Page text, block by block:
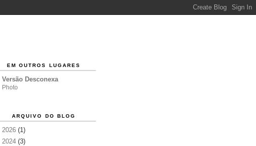
EM OUTROS LUGARES
Versão Desconexa
Photo
ARQUIVO DO BLOG
2026 (1)
2024 (3)